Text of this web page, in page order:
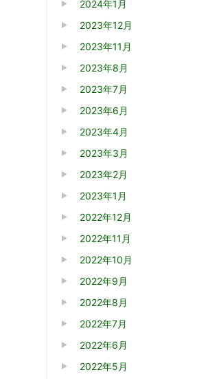
2024年1月
2023年12月
2023年11月
2023年8月
2023年7月
2023年6月
2023年4月
2023年3月
2023年2月
2023年1月
2022年12月
2022年11月
2022年10月
2022年9月
2022年8月
2022年7月
2022年6月
2022年5月